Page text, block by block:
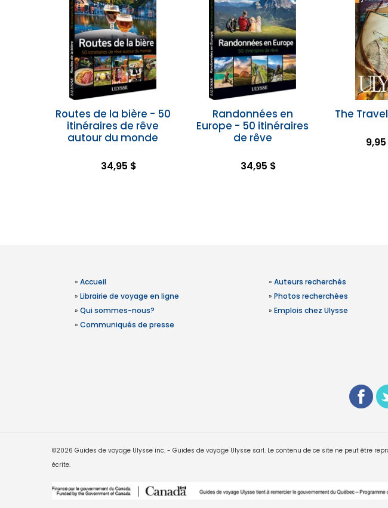
Routes de la bière - 50
itinéraires de rêve
autour du monde
34,95 $
Randonnées en
Europe - 50 itinéraires
de rêve
34,95 $
The
» Accueil
» Librairie de voyage en ligne
» Qui sommes-nous?
» Communiqués de presse
» Auteurs recherchés
» Photos recherchées
» Emplois chez Ulysse
©2026 Guides de voyage Ulysse inc. - Guides de voyage Ulysse sarl. Le contenu de ce site ne peut être
écrite.